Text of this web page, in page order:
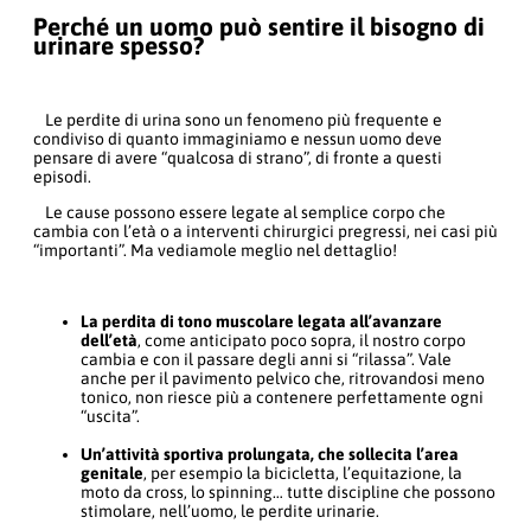
Perché un uomo può sentire il bisogno di
urinare spesso?
Le perdite di urina sono un fenomeno più frequente e
condiviso di quanto immaginiamo e nessun uomo deve
pensare di avere “qualcosa di strano”, di fronte a questi
episodi.
Le cause possono essere legate al semplice corpo che
cambia con l’età o a interventi chirurgici pregressi, nei casi più
“importanti”. Ma vediamole meglio nel dettaglio!
La perdita di tono muscolare legata all’avanzare
dell’età, come anticipato poco sopra, il nostro corpo
cambia e con il passare degli anni si “rilassa”. Vale
anche per il pavimento pelvico che, ritrovandosi meno
tonico, non riesce più a contenere perfettamente ogni
“uscita”.
Un’attività sportiva prolungata, che sollecita l’area
genitale, per esempio la bicicletta, l’equitazione, la
moto da cross, lo spinning… tutte discipline che possono
stimolare, nell’uomo, le perdite urinarie.